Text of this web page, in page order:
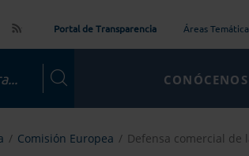
Portal de Transparencia Áreas
CONÓCENOS
Comisión Europea Defensa comercial de